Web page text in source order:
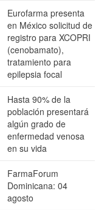
Eurofarma presenta
en México solicitud de
registro para XCOPRI
(cenobamato),
tratamiento para
epilepsia focal
Hasta 90% de la
población presentará
algún grado de
enfermedad venosa
en su vida
FarmaForum
Dominicana: 04
agosto